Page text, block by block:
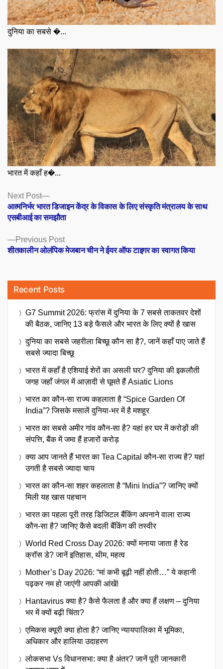
दुनिया का सबसे �...
भारत में कहाँ ह�...
Posts
navigation
Previous PostPrevious
post:
शीतकालीन ओलंपिक मेजबान चीन ने ईयर ऑफ टाइगर का स्वागत किया
Next Post
Next
post:
आत्मनिर्भर भारत डिजाइन केंद्र के विकास के लिए संस्कृति मंत्रालय के साथ
एसबीआई का समझौता
Recent Posts
G7 Summit 2026: फ्रांस में दुनिया के 7 सबसे ताकतवर देशों
की बैठक, जानिए 13 बड़े फैसले और भारत के लिए क्यों है खास
दुनिया का सबसे जहरीला बिच्छू कौन सा है?, जानें कहाँ पाए जाते हैं
सबसे ज्यादा बिच्छू
भारत में कहाँ है एशियाई शेरों का असली घर? दुनिया की इकलौती
जगह जहाँ जंगल में आज़ादी से घूमते हैं Asiatic Lions
भारत का कौन-सा राज्य कहलाता है “Spice Garden Of
India”? जिसके मसालें दुनिया-भर में है मशहूर
भारत का सबसे अमीर गांव कौन-सा है? यहां हर घर में करोड़ों की
संपत्ति, बैंक में जमा हैं हजारों करोड़
क्या आप जानते हैं भारत का Tea Capital कौन-सा राज्य है? यहां
उगती है सबसे ज्यादा चाय
भारत का कौन-सा शहर कहलाता है “Mini India”? जानिए क्यों
मिली यह खास पहचान
भारत का पहला पूरी तरह डिजिटल बैंकिंग अपनाने वाला राज्य
कौन-सा है? जानिए कैसे बदली बैंकिंग की तस्वीर
World Red Cross Day 2026: क्यों मनाया जाता है रेड
क्रॉस डे? जानें इतिहास, थीम, महत्व
Mother’s Day 2026: “मां कभी बूढ़ी नहीं होती…” ये कहानी
पढ़कर नम हो जाएंगी आपकी आंखें!
Hantavirus क्या है? कैसे फैलता है और क्या हैं लक्षण – दुनिया
भर में क्यों बढ़ी चिंता?
एमिकस क्यूरी क्या होता है? जानिए न्यायपालिका में भूमिका,
अधिकार और हालिया उदाहरण
लोकसभा Vs विधानसभा: क्या है अंतर? जानें पूरी जानकारी